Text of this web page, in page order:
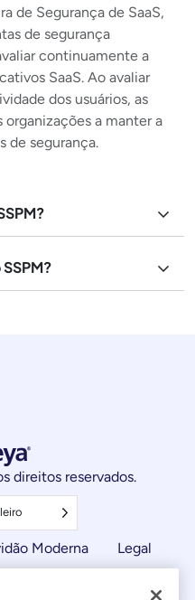
de Segurança de SaaS,
de segurança
continuamente a
SaaS. Ao avaliar
dos usuários, as
organizações a manter a
de segurança.
direitos reservados.
Moderna Legal